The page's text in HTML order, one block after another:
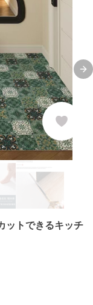
ットできるキッチ